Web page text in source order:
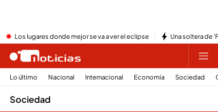
Los lugares donde mejor se va a ver el eclipse Una soltera de
Lo último Nacional Internacional Economía Sociedad
Sociedad